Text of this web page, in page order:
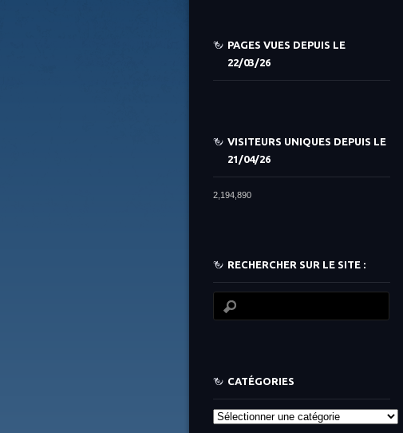
PAGES VUES DEPUIS LE
22/03/26
VISITEURS UNIQUES DEPUIS LE
21/04/26
2,194,890
RECHERCHER SUR LE SITE :
CATÉGORIES
Catégories